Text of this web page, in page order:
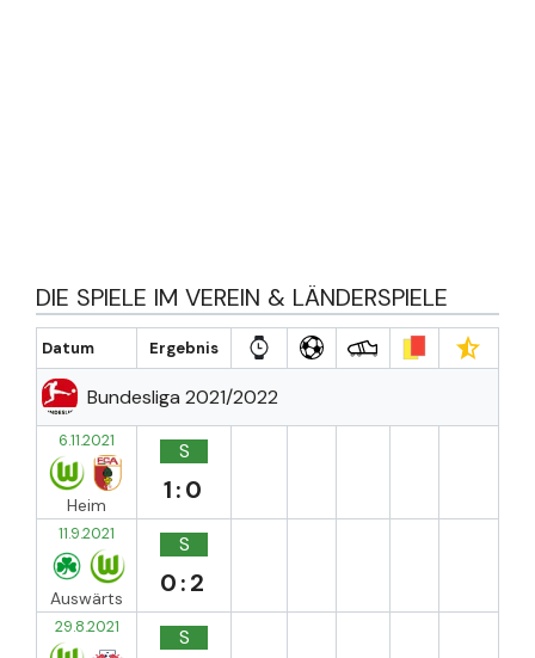
DIE SPIELE IM VEREIN & LÄNDERSPIELE
Datum Ergebnis
Bundesliga 2021/2022
6.11.2021
Heim
S
1:0
11.9.2021
Auswärts
S
0:2
29.8.2021 S